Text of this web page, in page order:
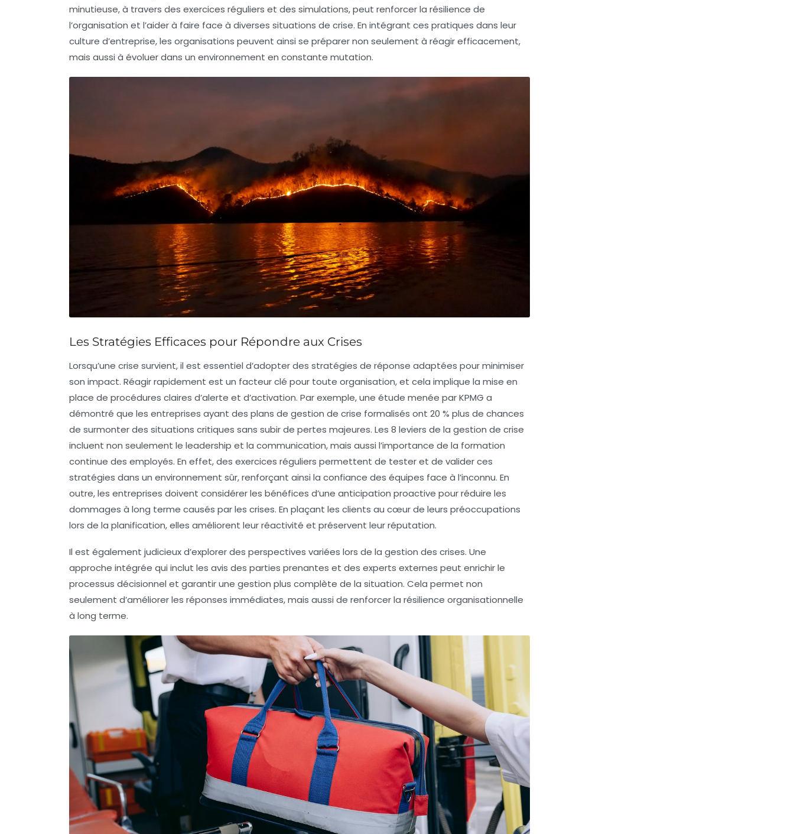
minutieuse, à travers des exercices réguliers et des simulations, peut renforcer la résilience de
l’organisation et l’aider à faire face à diverses situations de crise. En intégrant ces pratiques dans leur
culture d’entreprise, les organisations peuvent ainsi se préparer non seulement à réagir efficacement,
mais aussi à évoluer dans un environnement en constante mutation.
Les Stratégies Efficaces pour Répondre aux Crises
Lorsqu’une crise survient, il est essentiel d’adopter des stratégies de réponse adaptées pour minimiser
son impact. Réagir rapidement est un facteur clé pour toute organisation, et cela implique la mise en
place de procédures claires d’alerte et d’activation. Par exemple, une étude menée par KPMG a
démontré que les entreprises ayant des plans de gestion de crise formalisés ont 20 % plus de chances
de surmonter des situations critiques sans subir de pertes majeures. Les 8 leviers de la gestion de crise
incluent non seulement le leadership et la communication, mais aussi l’importance de la formation
continue des employés. En effet, des exercices réguliers permettent de tester et de valider ces
stratégies dans un environnement sûr, renforçant ainsi la confiance des équipes face à l’inconnu. En
outre, les entreprises doivent considérer les bénéfices d’une anticipation proactive pour réduire les
dommages à long terme causés par les crises. En plaçant les clients au cœur de leurs préoccupations
lors de la planification, elles améliorent leur réactivité et préservent leur réputation.
Il est également judicieux d’explorer des perspectives variées lors de la gestion des crises. Une
approche intégrée qui inclut les avis des parties prenantes et des experts externes peut enrichir le
processus décisionnel et garantir une gestion plus complète de la situation. Cela permet non
seulement d’améliorer les réponses immédiates, mais aussi de renforcer la résilience organisationnelle
à long terme.